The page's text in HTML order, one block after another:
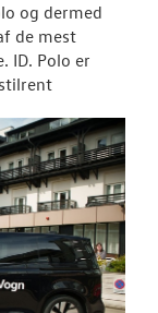
og dermed
de mest
ID. Polo er